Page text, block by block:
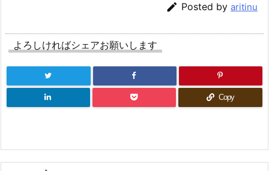
 Posted by aritinu
よろしければシェアお願いします
Copy